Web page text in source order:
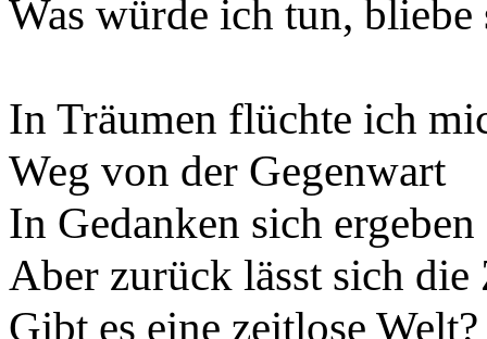
Was würde ich tun, bliebe
In Träumen flüchte ich
Weg von der Gegenwart
In Gedanken sich ergeben
Aber zurück lässt sich
Gibt es eine zeitlose Welt?